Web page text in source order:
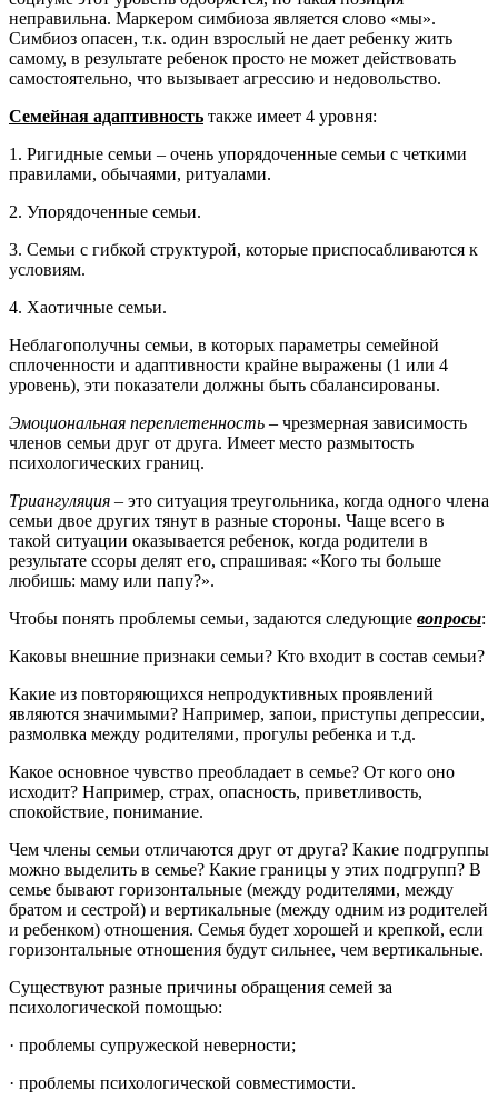
неправильна. Маркером симбиоза является слово «мы».
Симбиоз опасен, т.к. один взрослый не дает ребенку жить
самому, в результате ребенок просто не может действовать
самостоятельно, что вызывает агрессию и недовольство.
Семейная адаптивность также имеет 4 уровня:
1. Ригидные семьи – очень упорядоченные семьи с четкими
правилами, обычаями, ритуалами.
2. Упорядоченные семьи.
3. Семьи с гибкой структурой, которые приспосабливаются к
условиям.
4. Хаотичные семьи.
Неблагополучны семьи, в которых параметры семейной
сплоченности и адаптивности крайне выражены (1 или 4
уровень), эти показатели должны быть сбалансированы.
Эмоциональная переплетенность – чрезмерная зависимость
членов семьи друг от друга. Имеет место размытость
психологических границ.
Триангуляция – это ситуация треугольника, когда одного члена
семьи двое других тянут в разные стороны. Чаще всего в
такой ситуации оказывается ребенок, когда родители в
результате ссоры делят его, спрашивая: «Кого ты больше
любишь: маму или папу?».
Чтобы понять проблемы семьи, задаются следующие вопросы:
Каковы внешние признаки семьи? Кто входит в состав семьи?
Какие из повторяющихся непродуктивных проявлений
являются значимыми? Например, запои, приступы депрессии,
размолвка между родителями, прогулы ребенка и т.д.
Какое основное чувство преобладает в семье? От кого оно
исходит? Например, страх, опасность, приветливость,
спокойствие, понимание.
Чем члены семьи отличаются друг от друга? Какие подгруппы
можно выделить в семье? Какие границы у этих подгрупп? В
семье бывают горизонтальные (между родителями, между
братом и сестрой) и вертикальные (между одним из родителей
и ребенком) отношения. Семья будет хорошей и крепкой, если
горизонтальные отношения будут сильнее, чем вертикальные.
Существуют разные причины обращения семей за
психологической помощью:
· проблемы супружеской неверности;
· проблемы психологической совместимости.